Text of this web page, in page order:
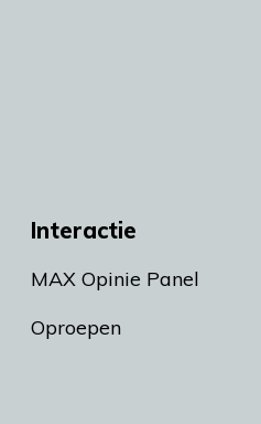
Interactie
MAX Opinie Panel
Oproepen